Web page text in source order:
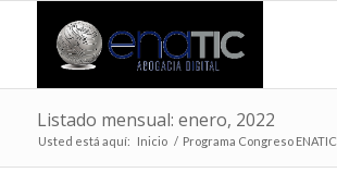
Listado mensual: enero, 2022
Usted está aquí: Inicio / Programa Congreso ENATIC